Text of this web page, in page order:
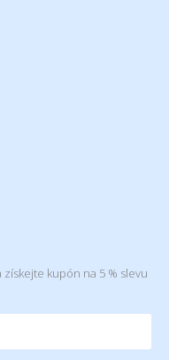
kupón na 5 % slevu